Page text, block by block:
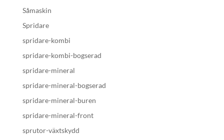
Såmaskin
Spridare
spridare-kombi
spridare-kombi-bogserad
spridare-mineral
spridare-mineral-bogserad
spridare-mineral-buren
spridare-mineral-front
sprutor-växtskydd